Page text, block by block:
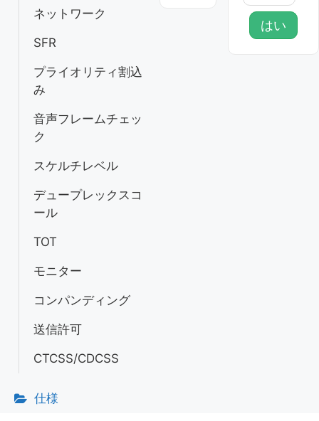
ネットワーク
SFR
プライオリティ割込
み
音声フレームチェッ
ク
スケルチレベル
デュープレックスコ
ール
TOT
モニター
コンパンディング
送信許可
CTCSS/CDCSS
仕様
はい